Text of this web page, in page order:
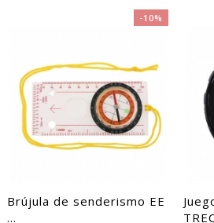
-10%
Brújula de senderismo EE
...